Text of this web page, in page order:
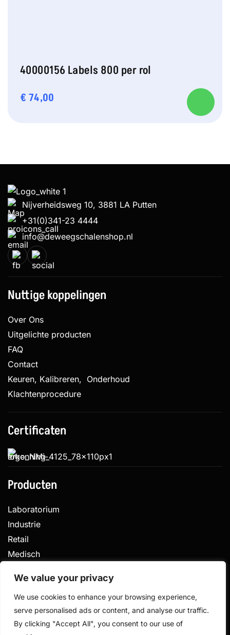
We value your privacy
We use cookies to enhance your browsing experience,
serve personalised ads or content, and analyse our traffic.
By clicking "Accept All", you consent to our use of
40000156 Labels 800 per rol
€ 74,00
Nijverheidsweg 10, 3881 LA Putten
+31(0)341-23 4444
info@deweegschalenshop.nl
Nuttige koppelingen
Over Ons
Uitgelichte producten
FAQ
Contact
Keuren, Kalibreren, Onderhoud
Klachtenprocedure
Certificaten
Producten
Laboratorium
Industrie
Retail
Medisch
Privacy Algemene voorwaarden